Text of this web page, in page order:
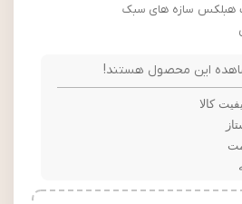
هبلکس سازه های سبک
این محصول هستند!
کالا